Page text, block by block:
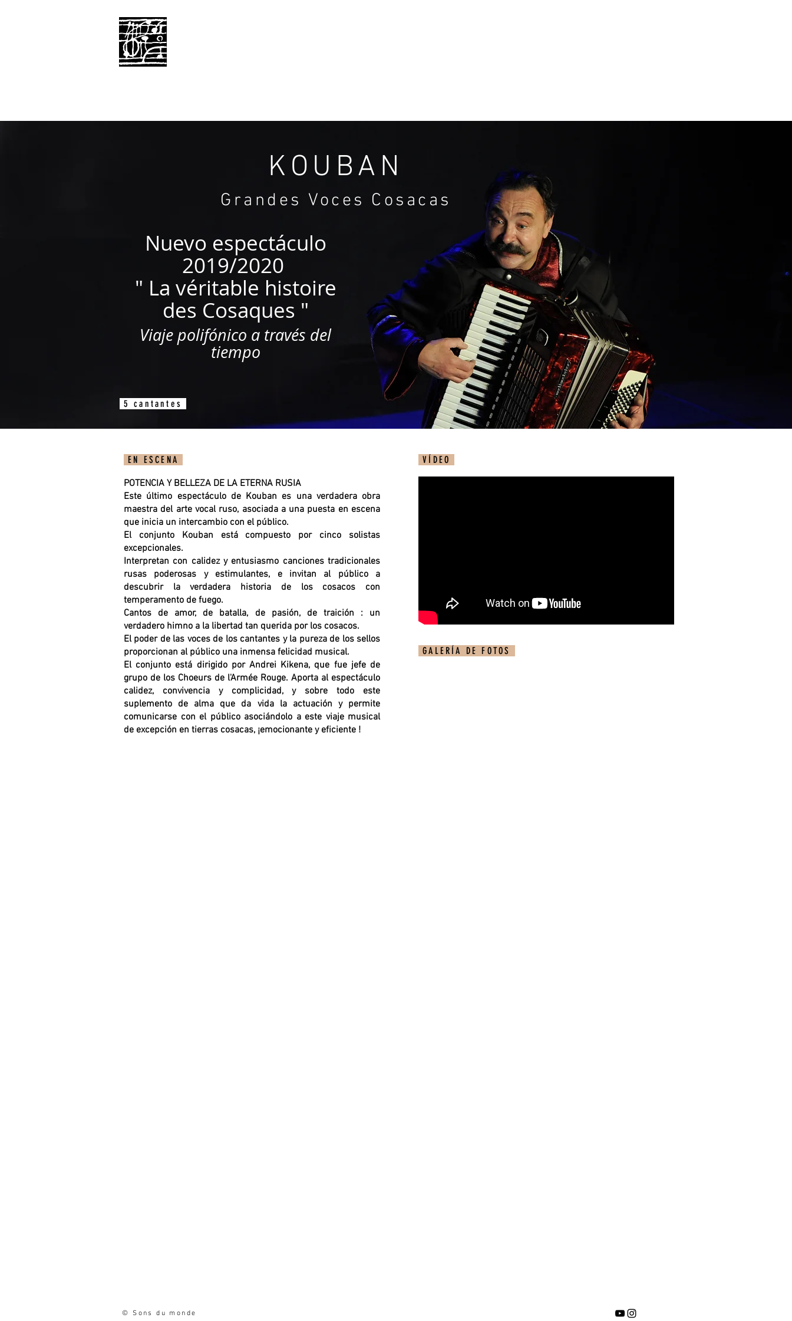
KOUBAN
Grandes Voces Cosacas
Nuevo espectáculo
2019/2020
" La véritable histoire
des Cosaques "
Viaje polifónico a través del
tiempo
5 cantantes
EN ESCENA
POTENCIA Y BELLEZA DE LA ETERNA RUSIA
Este último espectáculo de Kouban es una verdadera obra
maestra del arte vocal ruso, asociada a una puesta en escena
que inicia un intercambio con el público.
El conjunto Kouban está compuesto por cinco solistas
excepcionales.
Interpretan con calidez y entusiasmo canciones tradicionales
rusas poderosas y estimulantes, e invitan al público a
descubrir la verdadera historia de los cosacos con
temperamento de fuego.
Cantos de amor, de batalla, de pasión, de traición : un
verdadero himno a la libertad tan querida por los cosacos.
El poder de las voces de los cantantes y la pureza de los sellos
proporcionan al público una inmensa felicidad musical.
El conjunto está dirigido por Andrei Kikena, que fue jefe de
grupo de los Choeurs de l'Armée Rouge. Aporta al espectáculo
calidez, convivencia y complicidad, y sobre todo este
suplemento de alma que da vida la actuación y permite
comunicarse con el público asociándolo a este viaje musical
de excepción en tierras cosacas, ¡emocionante y eficiente !
VÍDEO
GALERÍA DE FOTOS
© Sons du monde